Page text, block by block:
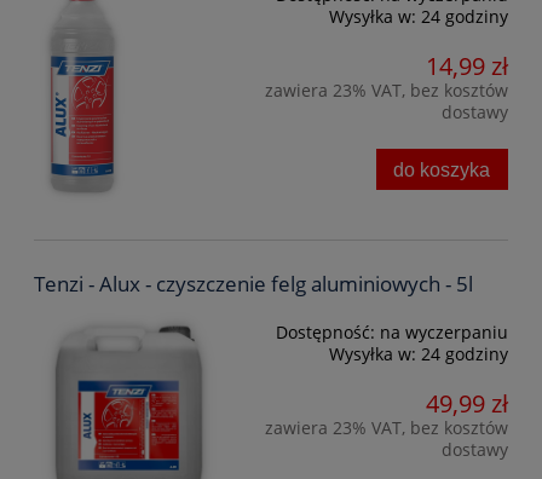
Wysyłka w: 24 godziny
14,99 zł
zawiera 23% VAT, bez kosztów
dostawy
do koszyka
Tenzi - Alux - czyszczenie felg aluminiowych - 5l
Dostępność: na wyczerpaniu
Wysyłka w: 24 godziny
49,99 zł
zawiera 23% VAT, bez kosztów
dostawy